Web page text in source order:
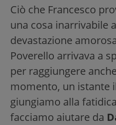
Ciò che Francesco
una cosa inarrivabile
devastazione
Poverello arrivava a
per raggiungere
momento, un istante
giungiamo alla
facciamo aiutare da